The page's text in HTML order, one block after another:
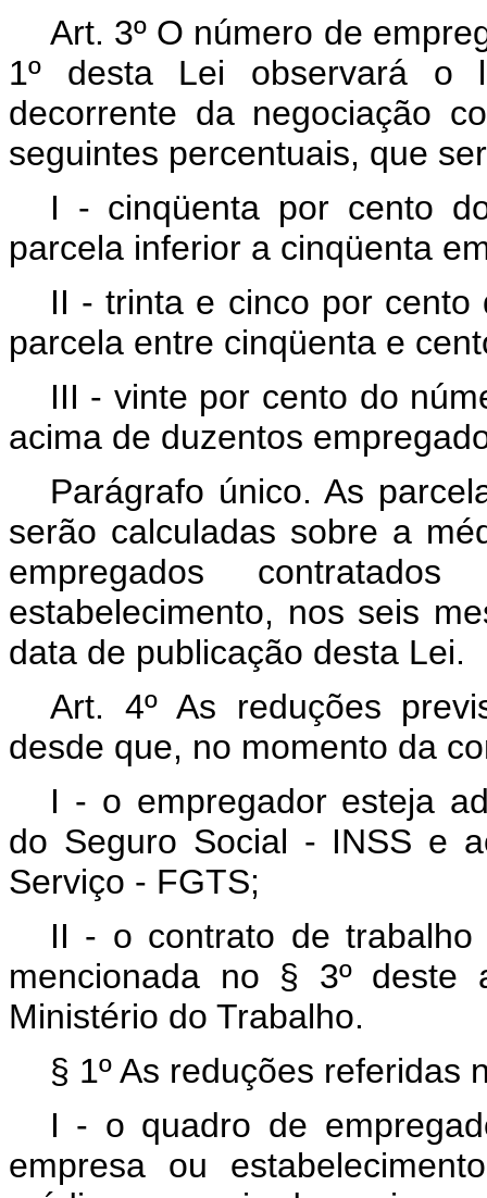
Art. 3º O número de
1º desta Lei observará o
decorrente da negociação
seguintes percentuais, que
I - cinqüenta por cento
parcela inferior a cinqüenta
II - trinta e cinco por
parcela entre cinqüenta e
III - vinte por cento do
acima de duzentos
Parágrafo único. As
serão calculadas sobre a
empregados
estabelecimento, nos seis
data de publicação desta Lei.
Art. 4º As reduções
desde que, no momento da
I - o empregador esteja
do Seguro Social - INSS e
Serviço - FGTS;
II - o contrato de
mencionada no § 3º deste
Ministério do Trabalho.
§ 1º As reduções referidas
I - o quadro de
empresa ou